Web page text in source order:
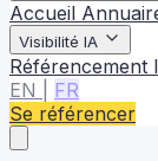
Accueil
Visibilité IA
Référencement
EN
FR
Se référencer